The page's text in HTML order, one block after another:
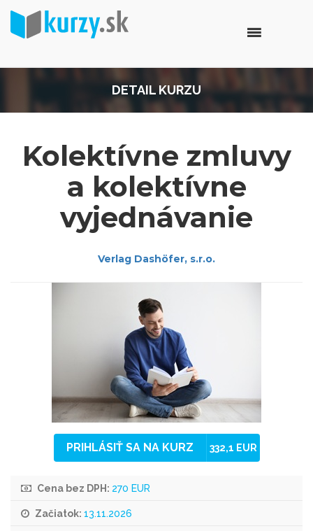
DETAIL KURZU
Kolektívne zmluvy
a kolektívne
vyjednávanie
Verlag Dashöfer, s.r.o.
PRIHLÁSIŤ SA NA KURZ 332,1 EUR
Cena bez DPH: 270 EUR
Začiatok: 13.11.2026